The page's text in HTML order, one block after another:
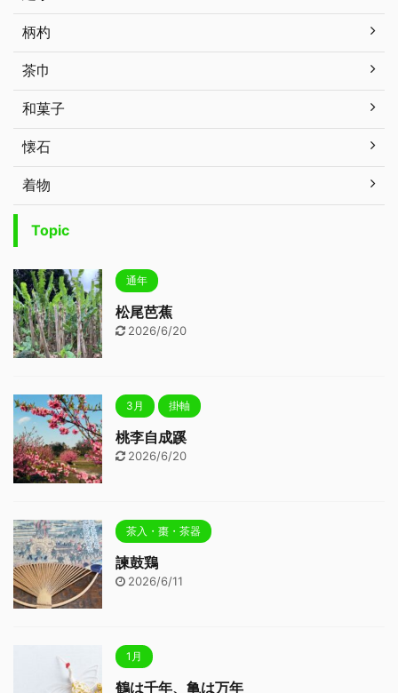
柄杓
茶巾
和菓子
懐石
着物
Topic
通年
松尾芭蕉
2026/6/20
3月 掛軸
桃李自成蹊
2026/6/20
茶入・棗・茶器
諫鼓鶏
2026/6/11
1月
鶴は千年、亀は万年